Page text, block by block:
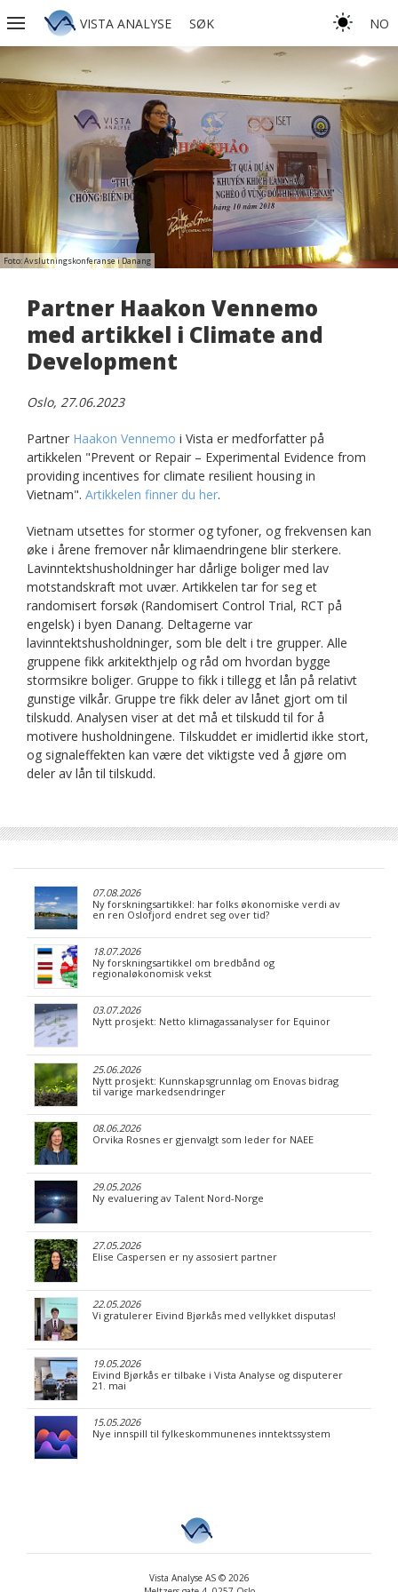
VISTA ANALYSE SØK NO
Foto: Avslutningskonferanse i Danang
Partner Haakon Vennemo
med artikkel i Climate and
Development
Oslo, 27.06.2023
Partner Haakon Vennemo i Vista er medforfatter på
artikkelen "Prevent or Repair – Experimental Evidence from
providing incentives for climate resilient housing in
Vietnam". Artikkelen finner du her.
Vietnam utsettes for stormer og tyfoner, og frekvensen kan
øke i årene fremover når klimaendringene blir sterkere.
Lavinntektshusholdninger har dårlige boliger med lav
motstandskraft mot uvær. Artikkelen tar for seg et
randomisert forsøk (Randomisert Control Trial, RCT på
engelsk) i byen Danang. Deltagerne var
lavinntektshusholdninger, som ble delt i tre grupper. Alle
gruppene fikk arkitekthjelp og råd om hvordan bygge
stormsikre boliger. Gruppe to fikk i tillegg et lån på relativt
gunstige vilkår. Gruppe tre fikk deler av lånet gjort om til
tilskudd. Analysen viser at det må et tilskudd til for å
motivere husholdningene. Tilskuddet er imidlertid ikke stort,
og signaleffekten kan være det viktigste ved å gjøre om
deler av lån til tilskudd.
07.08.2026
Ny forskningsartikkel: har folks økonomiske verdi av
en ren Oslofjord endret seg over tid?
18.07.2026
Ny forskningsartikkel om bredbånd og
regionaløkonomisk vekst
03.07.2026
Nytt prosjekt: Netto klimagassanalyser for Equinor
25.06.2026
Nytt prosjekt: Kunnskapsgrunnlag om Enovas bidrag
til varige markedsendringer
08.06.2026
Orvika Rosnes er gjenvalgt som leder for NAEE
29.05.2026
Ny evaluering av Talent Nord-Norge
27.05.2026
Elise Caspersen er ny assosiert partner
22.05.2026
Vi gratulerer Eivind Bjørkås med vellykket disputas!
19.05.2026
Eivind Bjørkås er tilbake i Vista Analyse og disputerer
21. mai
15.05.2026
Nye innspill til fylkeskommunenes inntektssystem
Vista Analyse AS © 2026